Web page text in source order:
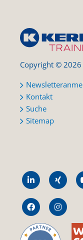
Copyright © 2026
Kontakt
Suche
Sitemap